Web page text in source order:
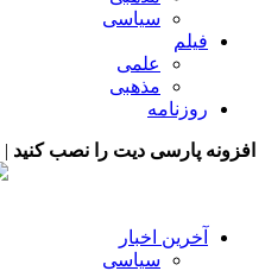
سیاسی
فیلم
علمی
مذهبی
روزنامه
افزونه پارسی دیت را نصب کنید |
آخرین اخبار
سیاسی